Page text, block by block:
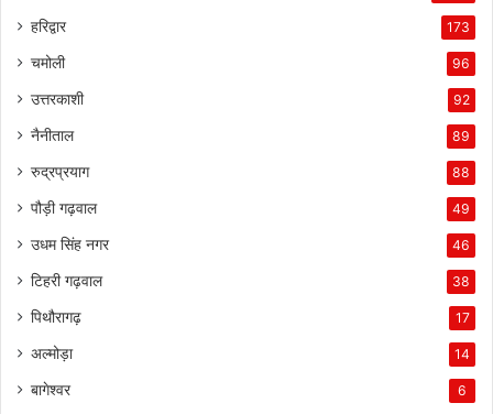
हरिद्वार 173
चमोली 96
उत्तरकाशी 92
नैनीताल 89
रुद्रप्रयाग 88
पौड़ी गढ़वाल 49
उधम सिंह नगर 46
टिहरी गढ़वाल 38
पिथौरागढ़ 17
अल्मोड़ा 14
बागेश्वर 6